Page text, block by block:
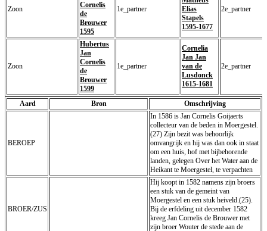
Zoon
Cornelis
de
Brouwer
1595
1e_partner
Elias
Stapels
1595-1677
2e_partner
Zoon
Hubertus
Jan
Cornelis
de
Brouwer
1599
1e_partner
Cornelia
Jan Jan
van de
Lusdonck
1615-1681
2e_partner
Aard Bron Omschrijving
BEROEP
In 1586 is Jan Cornelis Goijaerts
collecteur van de beden in Moergestel.
(27) Zijn bezit was behoorlijk
omvangrijk en hij was dan ook in staat
om een huis, hof met bijbehorende
landen, gelegen Over het Water aan de
Heikant te Moergestel, te verpachten
BROER/ZUS
Hij koopt in 1582 namens zijn broers
een stuk van de gemeint van
Moergestel en een stuk heiveld.(25).
Bij de erfdeling uit december 1582
kreeg Jan Cornelis de Brouwer met
zijn broer Wouter de stede aan de